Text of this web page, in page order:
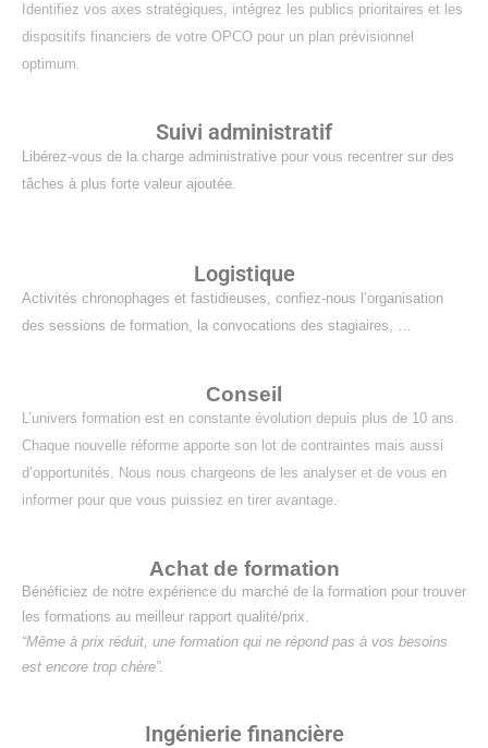
Identifiez vos axes stratégiques, intégrez les publics prioritaires et les
dispositifs financiers de votre OPCO pour un plan prévisionnel
optimum.
Suivi administratif
Libérez-vous de la charge administrative pour vous recentrer sur des
tâches à plus forte valeur ajoutée.
Logistique
Activités chronophages et fastidieuses, confiez-nous l’organisation
des sessions de formation, la convocations des stagiaires, …
Conseil
L’univers formation est en constante évolution depuis plus de 10 ans.
Chaque nouvelle réforme apporte son lot de contraintes mais aussi
d’opportunités. Nous nous chargeons de les analyser et de vous en
informer pour que vous puissiez en tirer avantage.
Achat de formation
Bénéficiez de notre expérience du marché de la formation pour trouver
les formations au meilleur rapport qualité/prix.
“Même à prix réduit, une formation qui ne répond pas à vos besoins
est encore trop chère”.
Ingénierie financière